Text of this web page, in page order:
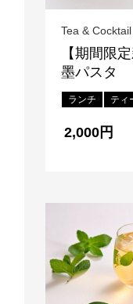
Tea &
【期間限
墨パスタ
ランチ ティ
2,000円